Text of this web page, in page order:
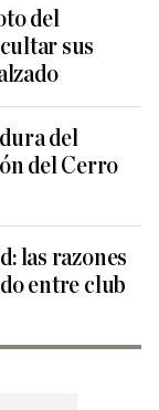
del
sus
del
del Cerro
las razones
entre club